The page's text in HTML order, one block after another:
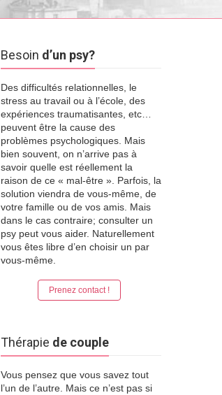
Besoin d’un psy?
Des difficultés relationnelles, le
stress au travail ou à l’école, des
expériences traumatisantes, etc…
peuvent être la cause des
problèmes psychologiques. Mais
bien souvent, on n’arrive pas à
savoir quelle est réellement la
raison de ce « mal-être ». Parfois, la
solution viendra de vous-même, de
votre famille ou de vos amis. Mais
dans le cas contraire; consulter un
psy peut vous aider. Naturellement
vous êtes libre d’en choisir un par
vous-même.
Prenez contact !
Thérapie de couple
Vous pensez que vous savez tout
l’un de l’autre. Mais ce n’est pas si